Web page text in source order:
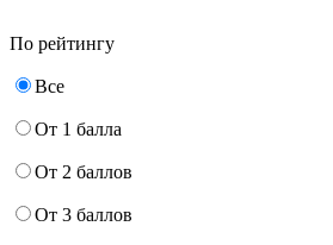
По рейтингу
Все
От 1 балла
От 2 баллов
От 3 баллов